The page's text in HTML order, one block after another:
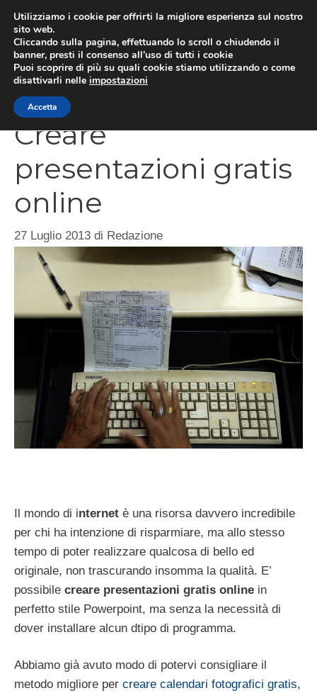
contenuto
Creare
presentazioni gratis
online
27 Luglio 2013 di Redazione
Il mondo di internet è una risorsa davvero incredibile
per chi ha intenzione di risparmiare, ma allo stesso
tempo di poter realizzare qualcosa di bello ed
originale, non trascurando insomma la qualità. E’
possibile creare presentazioni gratis online in
perfetto stile Powerpoint, ma senza la necessità di
dover installare alcun dtipo di programma.
Abbiamo già avuto modo di potervi consigliare il
metodo migliore per creare calendari fotografici gratis,
Utilizziamo i cookie per offrirti la migliore esperienza sul nostro
sito web.
Cliccando sulla pagina, effettuando lo scroll o chiudendo il
banner, presti il consenso all’uso di tutti i cookie
Puoi scoprire di più su quali cookie stiamo utilizzando o come
disattivarli nelle impostazioni
Accetta